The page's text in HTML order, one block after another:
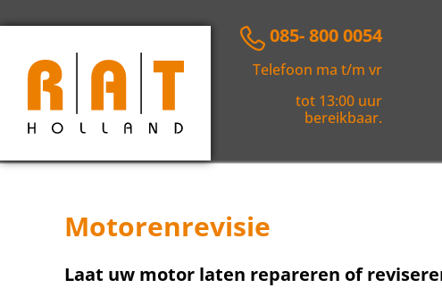
085- 800 0054
Telefoon ma t/m vr
tot 13:00 uur
bereikbaar.
Motorenrevisie
Laat uw motor laten repareren of